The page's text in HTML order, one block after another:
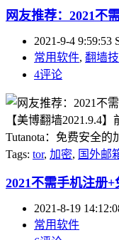
网友推荐：2021不
2021-9-4 9:59:53
常用软件, 翻墙
4评论
【美博翻墙2021.9.4
Tutanota：免费安全的
Tags: tor, 加密, 国外邮
2021不需手机注册
2021-8-19
常用软件